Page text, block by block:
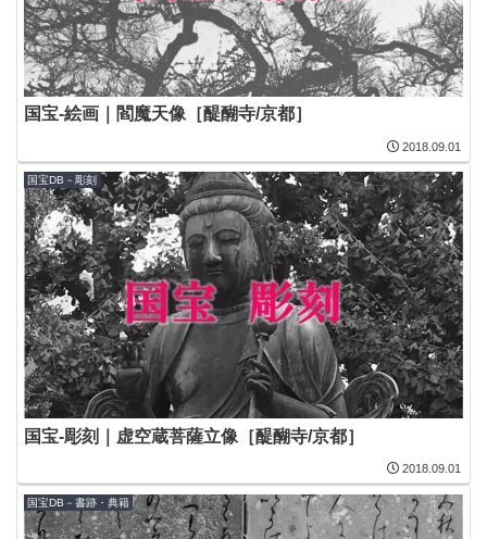
国宝-絵画｜閻魔天像［醍醐寺/京都］
2018.09.01
国宝DB－彫刻
国宝-彫刻｜虚空蔵菩薩立像［醍醐寺/京都］
2018.09.01
国宝DB－書跡・典籍